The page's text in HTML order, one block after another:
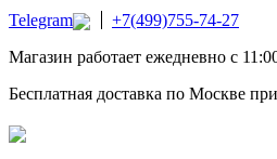
Telegram
+7(499)755-74-27
Магазин работает ежедневно с
Бесплатная доставка по Москве